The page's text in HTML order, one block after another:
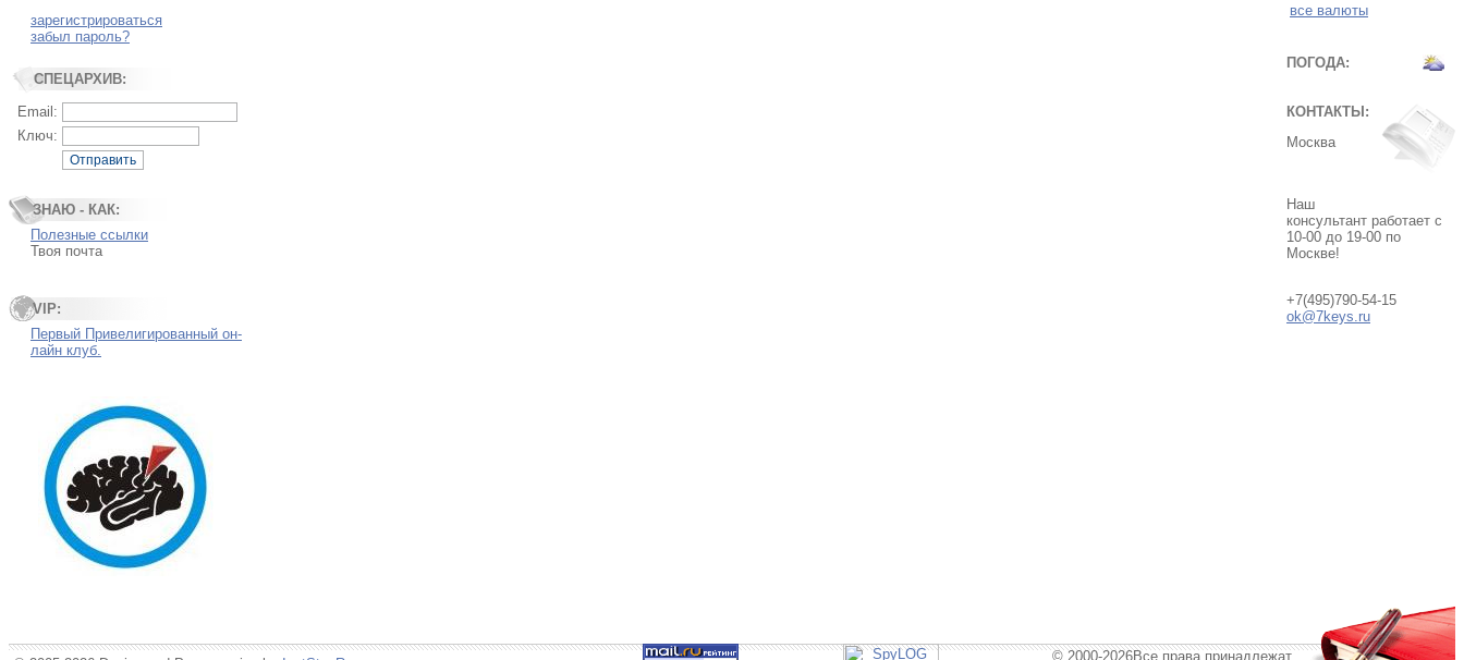
зарегистрироваться
забыл пароль?
СПЕЦАРХИВ:
Email:
Ключ:
Отправить
ЗНАЮ - КАК:
Полезные ссылки
Твоя почта
VIP:
Первый Привелигированный он-
лайн клуб.
все валюты
ПОГОДА:
КОНТАКТЫ:
Москва
Наш
консультант работает с
10-00 до 19-00 по
Москве!
+7(495)790-54-15
ok@7keys.ru
© 2000-2026Все права принадлежат